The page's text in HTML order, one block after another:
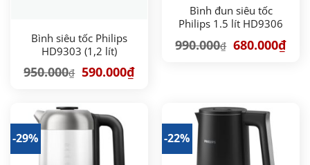
Bình siêu tốc Philips
HD9303 (1,2 lít)
950.000₫ Giá
gốc
590.000₫Giá
Bình đun siêu tốc
Philips 1.5 lít HD9306
990.000₫ Giá
gốc
680.000₫Giá
-29% -22%